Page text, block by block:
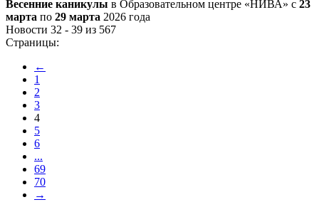
Весенние каникулы в Образовательном центре «НИВА» с 23
марта по 29 марта 2026 года
Новости 32 - 39 из 567
Страницы:
←
1
2
3
4
5
6
...
69
70
→